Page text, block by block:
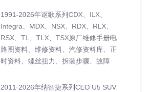
1991-2026年讴歌系列CDX、ILX、
Integra、MDX、NSX、RDX、RLX、
RSX、TL、TLX、TSX原厂维修手册电
路图资料、维修资料、汽修资料库、正
时资料、螺丝扭力、拆装步骤、故障
2011-2026年纳智捷系列CEO U5 SUV